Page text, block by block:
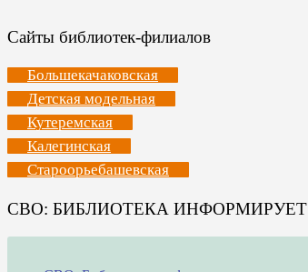
Сайты библиотек-филиалов
Большекачаковская
Детская модельная
Кутеремская
Калегинская
Староорьебашевская
СВО: БИБЛИОТЕКА ИНФОРМИРУЕТ